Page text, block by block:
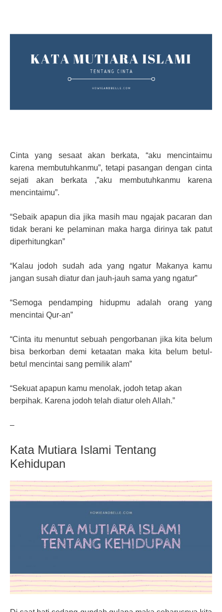
Cinta yang sesaat akan berkata, “aku mencintaimu
karena membutuhkanmu”, tetapi pasangan dengan cinta
sejati akan berkata ,”aku membutuhkanmu karena
mencintaimu”.
“Sebaik apapun dia jika masih mau ngajak pacaran dan
tidak berani ke pelaminan maka harga dirinya tak patut
diperhitungkan”
“Kalau jodoh sudah ada yang ngatur Makanya kamu
jangan susah diatur dan jauh-jauh sama yang ngatur”
“Semoga pendamping hidupmu adalah orang yang
mencintai Qur-an”
“Cinta itu menuntut sebuah pengorbanan jika kita belum
bisa berkorban demi ketaatan maka kita belum betul-
betul mencintai sang pemilik alam”
“Sekuat apapun kamu menolak, jodoh tetap akan
berpihak. Karena jodoh telah diatur oleh Allah.”
–
Kata Mutiara Islami Tentang
Kehidupan